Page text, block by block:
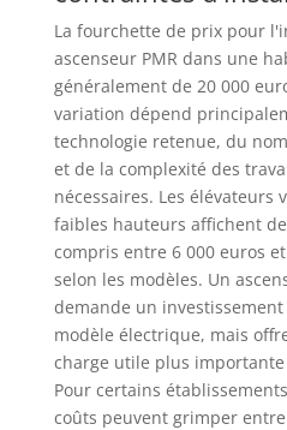
La fourchette de prix pour
ascenseur PMR dans une
généralement de 20 000
variation dépend
technologie retenue, du
et de la complexité des
nécessaires. Les élévateurs
faibles hauteurs affichent
compris entre 6 000 euros
selon les modèles. Un
demande un
modèle électrique, mais
charge utile plus
Pour certains
coûts peuvent grimper